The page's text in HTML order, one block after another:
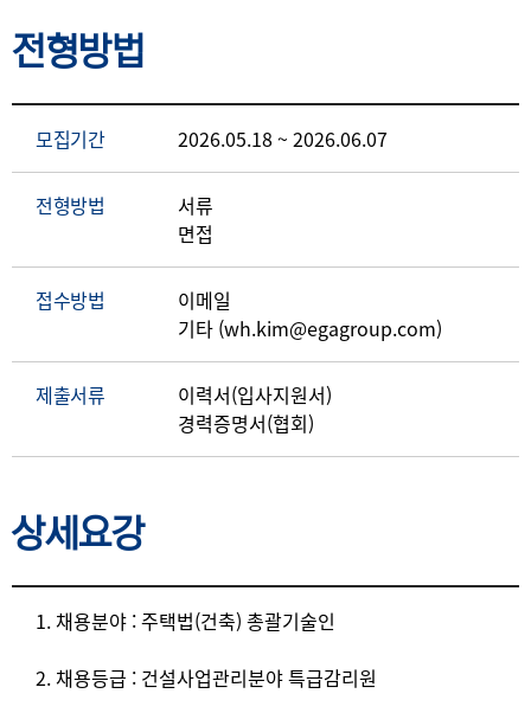
전형방법
모집기간 2026.05.18 ~ 2026.06.07
전형방법
서류
면접
접수방법
이메일
기타 (wh.kim@egagroup.com)
제출서류
이력서(입사지원서)
경력증명서(협회)
상세요강
상세요강
1. 채용분야 : 주택법(건축) 총괄기술인
2. 채용등급 : 건설사업관리분야 특급감리원